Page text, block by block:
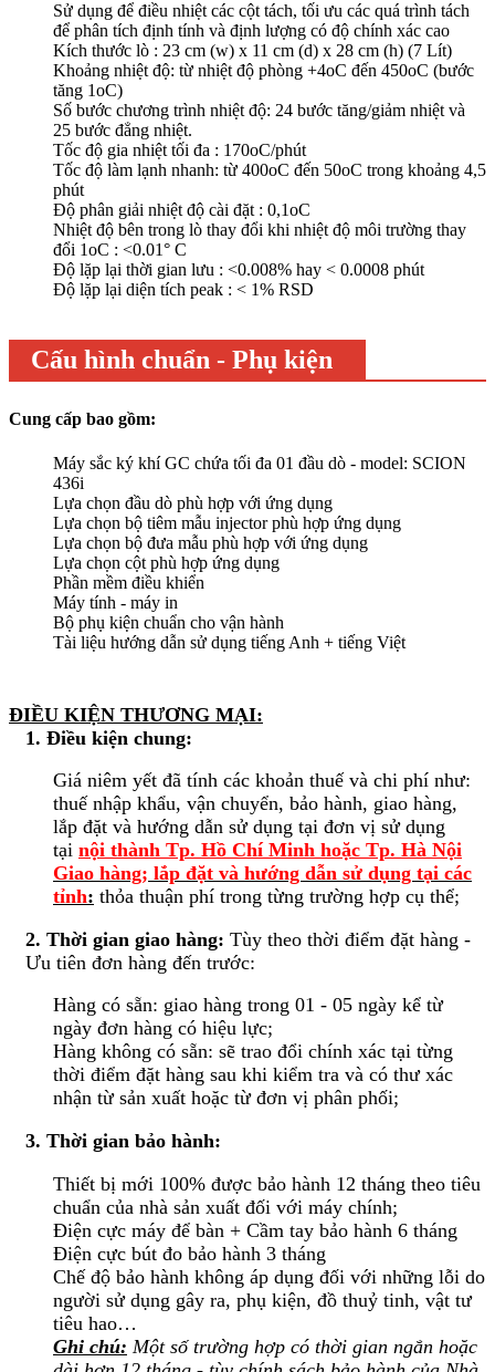
Sử dụng để điều nhiệt các cột tách, tối ưu các quá trình tách
để phân tích định tính và định lượng có độ chính xác cao
Kích thước lò : 23 cm (w) x 11 cm (d) x 28 cm (h) (7 Lít)
Khoảng nhiệt độ: từ nhiệt độ phòng +4oC đến 450oC (bước
tăng 1oC)
Số bước chương trình nhiệt độ: 24 bước tăng/giảm nhiệt và
25 bước đẳng nhiệt.
Tốc độ gia nhiệt tối đa : 170oC/phút
Tốc độ làm lạnh nhanh: từ 400oC đến 50oC trong khoảng 4,5
phút
Độ phân giải nhiệt độ cài đặt : 0,1oC
Nhiệt độ bên trong lò thay đổi khi nhiệt độ môi trường thay
đổi 1oC : <0.01° C
Độ lặp lại thời gian lưu : <0.008% hay < 0.0008 phút
Độ lặp lại diện tích peak : < 1% RSD
Cấu hình chuẩn - Phụ kiện
Cung cấp bao gồm:
Máy sắc ký khí GC chứa tối đa 01 đầu dò - model: SCION
436i
Lựa chọn đầu dò phù hợp với ứng dụng
Lựa chọn bộ tiêm mẫu injector phù hợp ứng dụng
Lựa chọn bộ đưa mẫu phù hợp với ứng dụng
Lựa chọn cột phù hợp ứng dụng
Phần mềm điều khiển
Máy tính - máy in
Bộ phụ kiện chuẩn cho vận hành
Tài liệu hướng dẫn sử dụng tiếng Anh + tiếng Việt
ĐIỀU KIỆN THƯƠNG MẠI:
1. Điều kiện chung:
Giá niêm yết đã tính các khoản thuế và chi phí như:
thuế nhập khẩu, vận chuyển, bảo hành, giao hàng,
lắp đặt và hướng dẫn sử dụng tại đơn vị sử dụng
tại nội thành Tp. Hồ Chí Minh hoặc Tp. Hà Nội
Giao hàng; lắp đặt và hướng dẫn sử dụng tại các
tỉnh: thỏa thuận phí trong từng trường hợp cụ thể;
2. Thời gian giao hàng: Tùy theo thời điểm đặt hàng -
Ưu tiên đơn hàng đến trước:
Hàng có sẵn: giao hàng trong 01 - 05 ngày kể từ
ngày đơn hàng có hiệu lực;
Hàng không có sẵn: sẽ trao đổi chính xác tại từng
thời điểm đặt hàng sau khi kiểm tra và có thư xác
nhận từ sản xuất hoặc từ đơn vị phân phối;
3. Thời gian bảo hành:
Thiết bị mới 100% được bảo hành 12 tháng theo tiêu
chuẩn của nhà sản xuất đối với máy chính;
Điện cực máy để bàn + Cầm tay bảo hành 6 tháng
Điện cực bút đo bảo hành 3 tháng
Chế độ bảo hành không áp dụng đối với những lỗi do
người sử dụng gây ra, phụ kiện, đồ thuỷ tinh, vật tư
tiêu hao…
Ghi chú: Một số trường hợp có thời gian ngắn hoặc